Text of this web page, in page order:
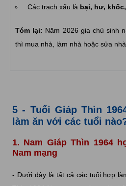
Các trạch xấu là bại, hư,
Tóm lại: Năm 2026 gia chủ sinh
thì mua nhà, làm nhà hoặc sửa
5 - Tuổi Giáp Thìn
làm ăn với các tuổi
1. Nam Giáp Thìn 1964
Nam mạng
- Dưới đây là tất cả các tuổi hợp